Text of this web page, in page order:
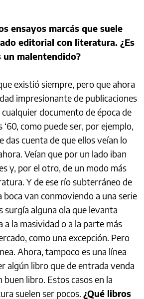
ensayos marcás que suele
editorial con literatura. ¿Es
un malentendido?
existió siempre, pero que ahora
impresionante de publicaciones
cualquier documento de época de
‘60, como puede ser, por ejemplo,
das cuenta de que ellos veían lo
Veían que por un lado iban
y, por el otro, de un modo más
Y de ese río subterráneo de
boca van conmoviendo a una serie
surgía alguna ola que levanta
a la masividad o a la parte más
como una excepción. Pero
Ahora, tampoco es una línea
algún libro que de entrada venda
buen libro. Estos casos en la
suelen ser pocos. ¿Qué libros